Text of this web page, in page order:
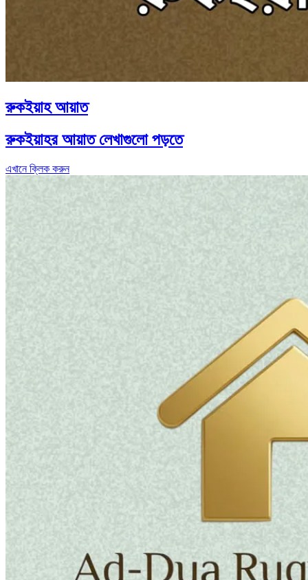
রুকইয়াহ আয়াত
রুকইয়াহর আয়াত লেখাগুলো পড়তে
এখানে ক্লিক করুন